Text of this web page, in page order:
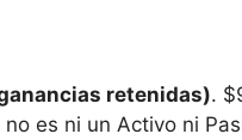
retenidas).
es ni un Activo ni